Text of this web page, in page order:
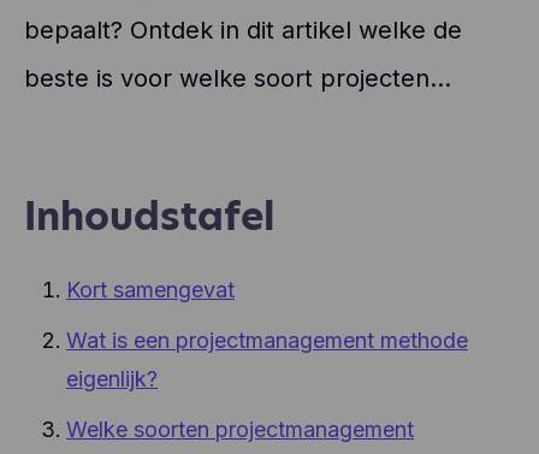
bepaalt? Ontdek in dit artikel welke de
beste is voor welke soort projecten…
Inhoudstafel
Kort samengevat
Wat is een projectmanagement methode
eigenlijk?
Welke soorten projectmanagement